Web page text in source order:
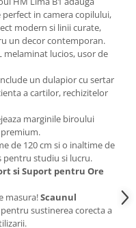
in camera copilului,
modern si linii curate,
un decor contemporan.
melaminat lucios, usor de
un dulapior cu sertar
a cartilor, rechizitelor
marginile biroului
de 120 cm si o inaltime de
pentru studiu si lucru.
si Suport pentru Ore
masura!Scaunul
sustinerea corecta a